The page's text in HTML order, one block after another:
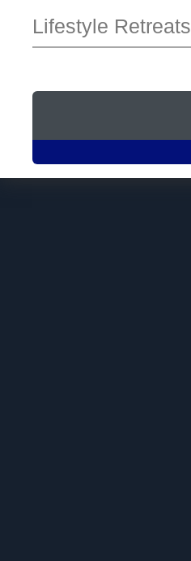
Lifestyle Retreats